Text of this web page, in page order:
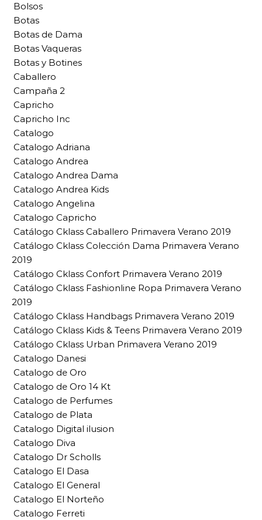
Bolsos
Botas
Botas de Dama
Botas Vaqueras
Botas y Botines
Caballero
Campaña 2
Capricho
Capricho Inc
Catalogo
Catalogo Adriana
Catalogo Andrea
Catalogo Andrea Dama
Catalogo Andrea Kids
Catalogo Angelina
Catalogo Capricho
Catálogo Cklass Caballero Primavera Verano 2019
Catálogo Cklass Colección Dama Primavera Verano
2019
Catálogo Cklass Confort Primavera Verano 2019
Catálogo Cklass Fashionline Ropa Primavera Verano
2019
Catálogo Cklass Handbags Primavera Verano 2019
Catálogo Cklass Kids & Teens Primavera Verano 2019
Catálogo Cklass Urban Primavera Verano 2019
Catalogo Danesi
Catalogo de Oro
Catalogo de Oro 14 Kt
Catalogo de Perfumes
Catalogo de Plata
Catalogo Digital ilusion
Catalogo Diva
Catalogo Dr Scholls
Catalogo El Dasa
Catalogo El General
Catalogo El Norteño
Catalogo Ferreti